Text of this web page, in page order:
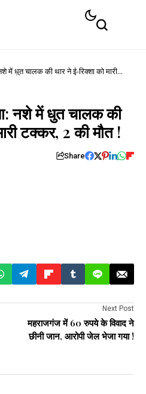
धुत चालक की थार ने ई-रिक्शा को मारी
नशे में धुत चालक की
टक्कर, 2 की मौत !
Share
Next Post
महराजगंज में 60 रुपये के विवाद ने
छीनी जान, आरोपी जेल भेजा गया !